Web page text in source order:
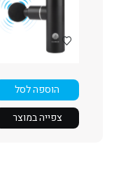
הוספה לסל
צפייה במוצר